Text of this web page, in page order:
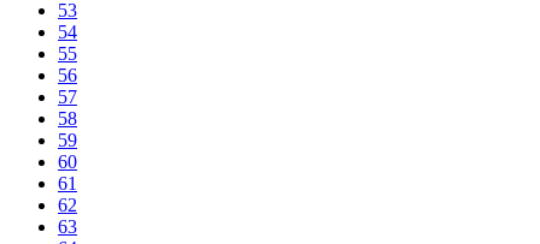
53
54
55
56
57
58
59
60
61
62
63